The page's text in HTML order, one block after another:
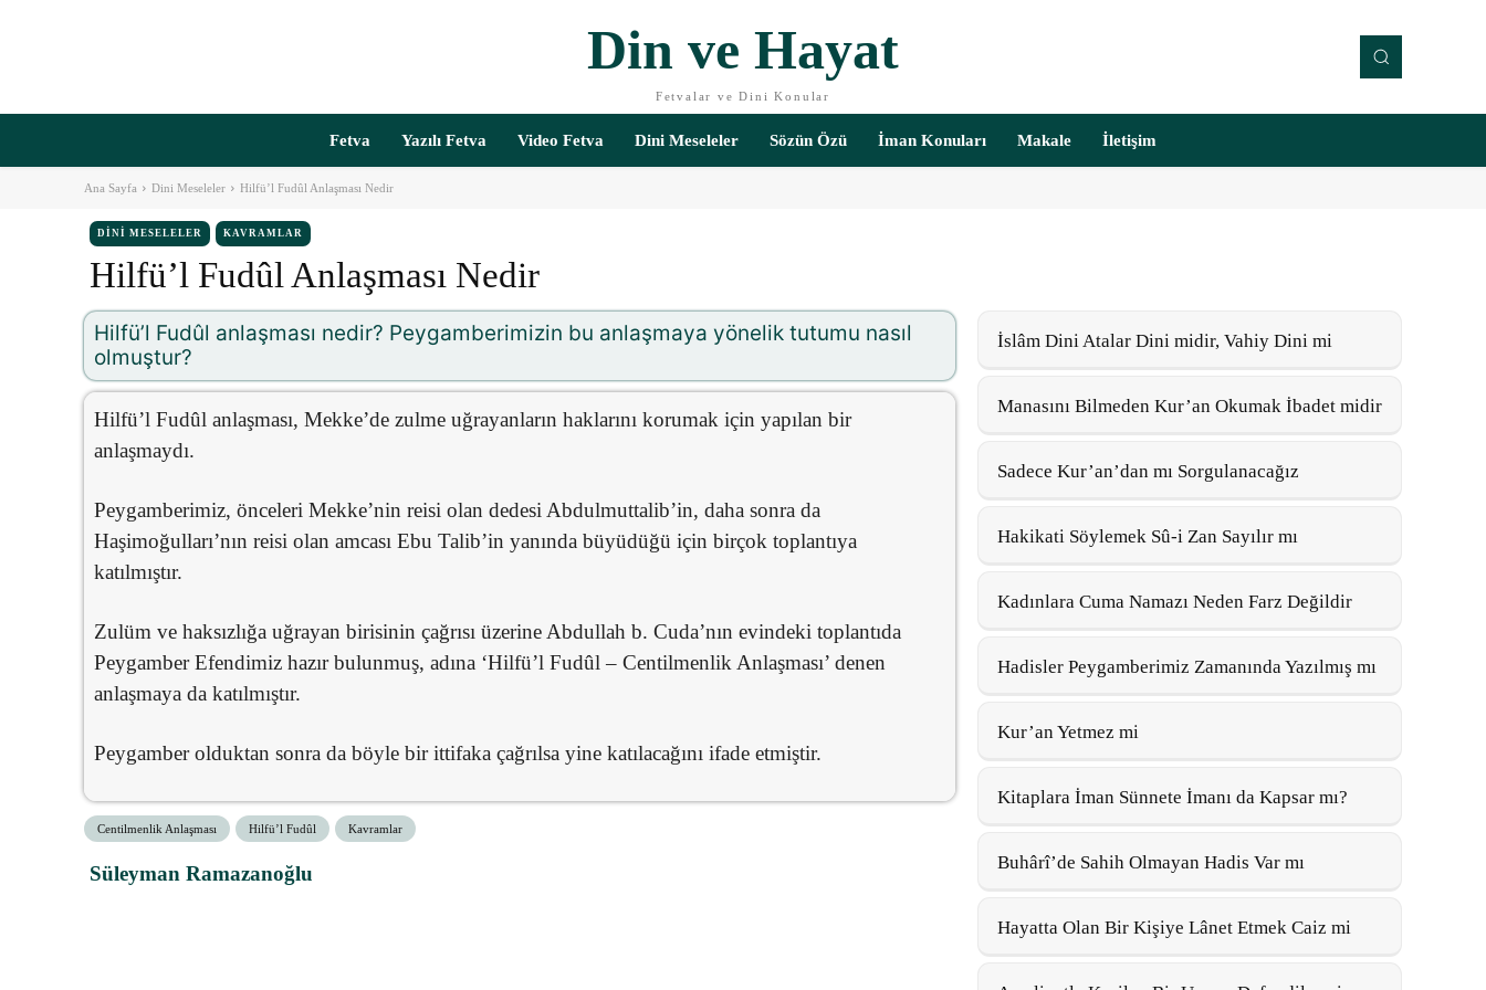
Din ve Hayat
Fetvalar ve Dini Konular
Fetva Yazılı Fetva Video Fetva Dini Meseleler Sözün Özü İman Konuları Makale İletişim
Ana Sayfa Dini Meseleler Hilfü’l Fudûl Anlaşması Nedir
DINI MESELELER KAVRAMLAR
Hilfü’l Fudûl Anlaşması Nedir
Hilfü’l Fudûl anlaşması nedir? Peygamberimizin bu anlaşmaya yönelik tutumu nasıl
olmuştur?
Hilfü’l Fudûl anlaşması, Mekke’de zulme uğrayanların haklarını korumak için yapılan bir
anlaşmaydı.
Peygamberimiz, önceleri Mekke’nin reisi olan dedesi Abdulmuttalib’in, daha sonra da
Haşimoğulları’nın reisi olan amcası Ebu Talib’in yanında büyüdüğü için birçok toplantıya
katılmıştır.
Zulüm ve haksızlığa uğrayan birisinin çağrısı üzerine Abdullah b. Cuda’nın evindeki toplantıda
Peygamber Efendimiz hazır bulunmuş, adına ‘Hilfü’l Fudûl – Centilmenlik Anlaşması’ denen
anlaşmaya da katılmıştır.
Peygamber olduktan sonra da böyle bir ittifaka çağrılsa yine katılacağını ifade etmiştir.
Centilmenlik Anlaşması Hilfü’l Fudûl Kavramlar
Süleyman Ramazanoğlu
İslâm Dini Atalar Dini midir, Vahiy Dini mi
Manasını Bilmeden Kur’an Okumak İbadet midir
Sadece Kur’an’dan mı Sorgulanacağız
Hakikati Söylemek Sû-i Zan Sayılır mı
Kadınlara Cuma Namazı Neden Farz Değildir
Hadisler Peygamberimiz Zamanında Yazılmış mı
Kur’an Yetmez mi
Kitaplara İman Sünnete İmanı da Kapsar mı?
Buhârî’de Sahih Olmayan Hadis Var mı
Hayatta Olan Bir Kişiye Lânet Etmek Caiz mi